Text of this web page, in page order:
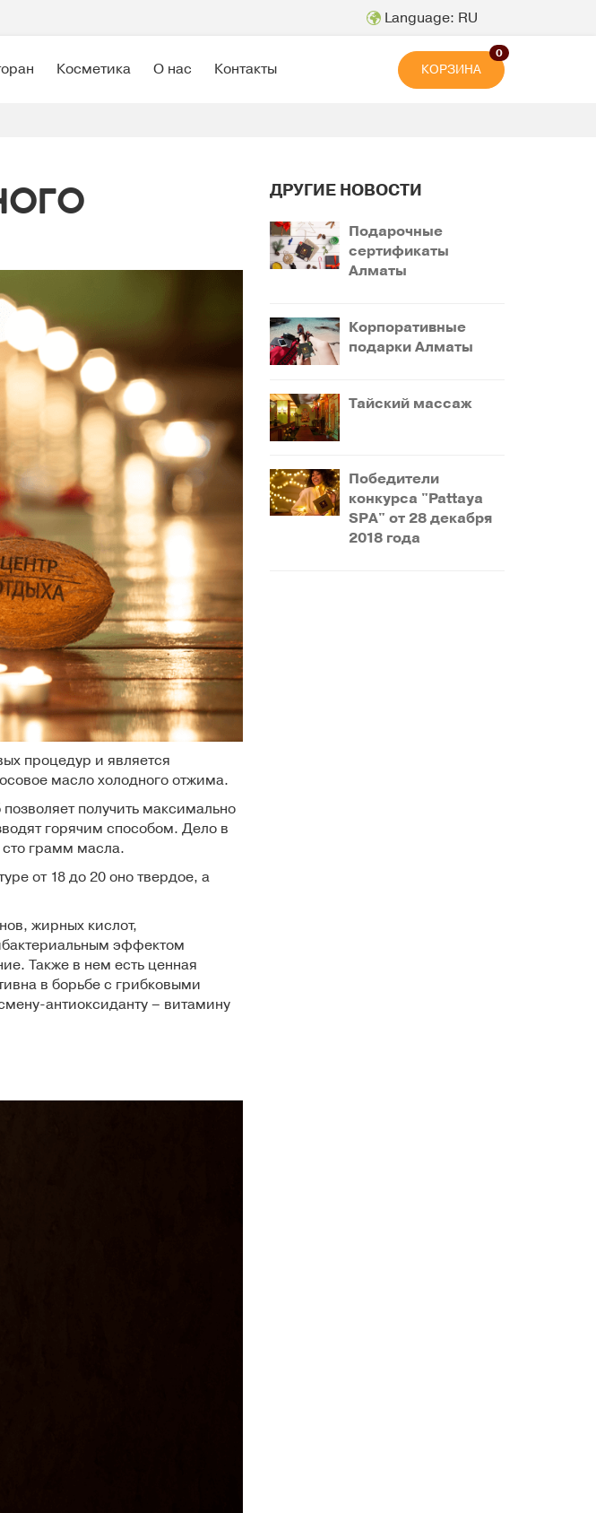
Language: RU
Косметика О нас Контакты
0
КОРЗИНА
процедур и является
масло холодного отжима.
получить максимально
горячим способом. Дело в
грамм масла.
от 18 до 20 оно твердое, а
жирных кислот,
эффектом
Также в нем есть ценная
в борьбе с грибковыми
антиоксиданту – витамину
ДРУГИЕ НОВОСТИ
Подарочные
сертификаты
Алматы
Корпоративные
подарки Алматы
Тайский массаж
Победители
конкурса "Pattaya
SPA" от 28 декабря
2018 года